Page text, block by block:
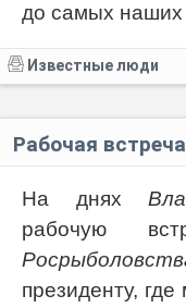
до самых наших
Известные люди
Рабочая встреча
На днях
рабочую
президенту,